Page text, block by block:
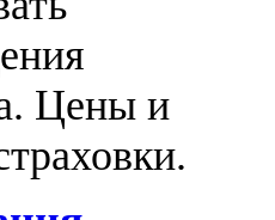
Цены и